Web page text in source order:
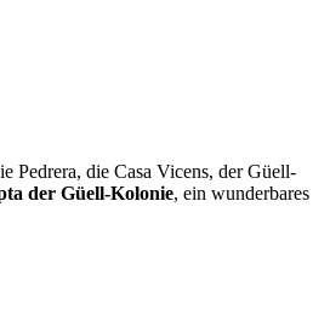
Pedrera, die Casa Vicens, der Güell-
der Güell-Kolonie, ein wunderbares